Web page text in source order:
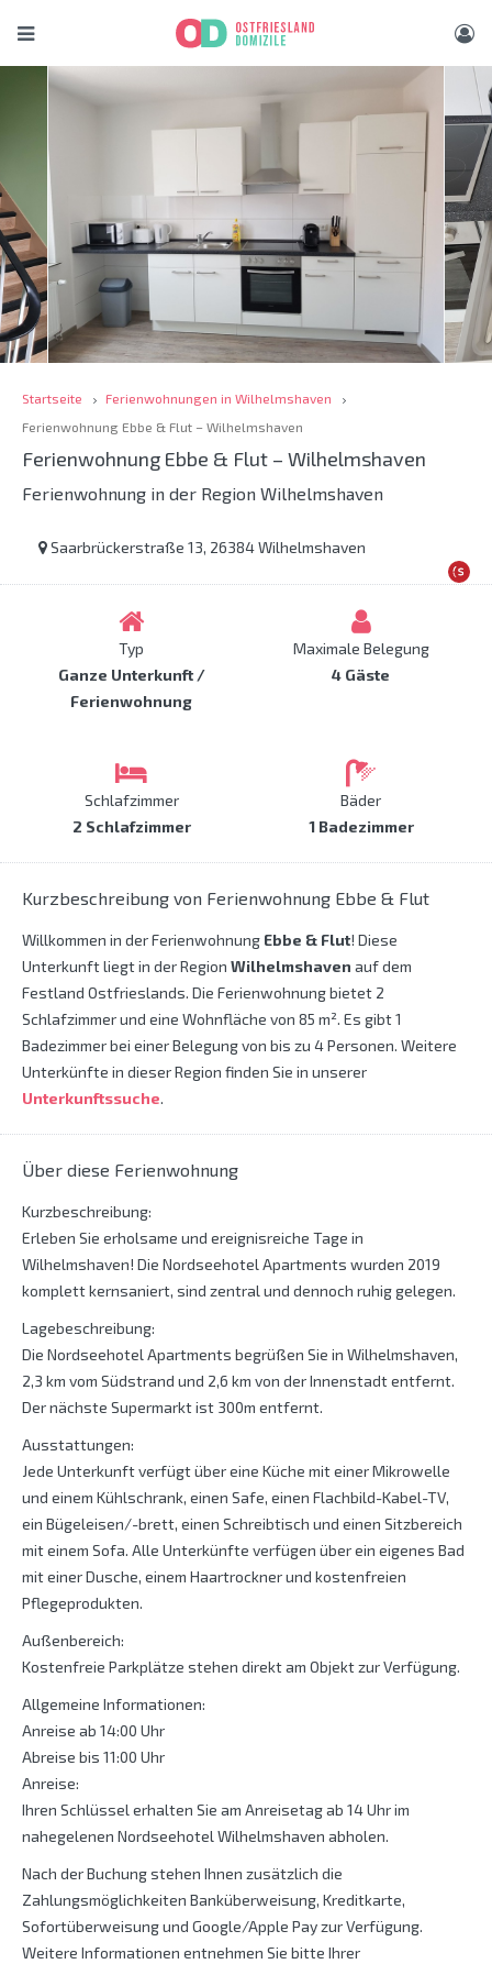
Startseite
Ferienwohnungen in Wilhelmshaven
Ferienwohnung Ebbe & Flut – Wilhelmshaven
Ferienwohnung Ebbe & Flut – Wilhelmshaven
Ferienwohnung in der Region Wilhelmshaven
Saarbrückerstraße 13, 26384 Wilhelmshaven
Typ
Ganze Unterkunft /
Ferienwohnung
Maximale Belegung
4 Gäste
Schlafzimmer
2 Schlafzimmer
Bäder
1 Badezimmer
Kurzbeschreibung von Ferienwohnung Ebbe & Flut
Willkommen in der Ferienwohnung Ebbe & Flut! Diese
Unterkunft liegt in der Region Wilhelmshaven auf dem
Festland Ostfrieslands. Die Ferienwohnung bietet 2
Schlafzimmer und eine Wohnfläche von 85 m². Es gibt 1
Badezimmer bei einer Belegung von bis zu 4 Personen. Weitere
Unterkünfte in dieser Region finden Sie in unserer
Unterkunftssuche.
Über diese Ferienwohnung
Kurzbeschreibung:
Erleben Sie erholsame und ereignisreiche Tage in
Wilhelmshaven! Die Nordseehotel Apartments wurden 2019
komplett kernsaniert, sind zentral und dennoch ruhig gelegen.
Lagebeschreibung:
Die Nordseehotel Apartments begrüßen Sie in Wilhelmshaven,
2,3 km vom Südstrand und 2,6 km von der Innenstadt entfernt.
Der nächste Supermarkt ist 300m entfernt.
Ausstattungen:
Jede Unterkunft verfügt über eine Küche mit einer Mikrowelle
und einem Kühlschrank, einen Safe, einen Flachbild-Kabel-TV,
ein Bügeleisen/-brett, einen Schreibtisch und einen Sitzbereich
mit einem Sofa. Alle Unterkünfte verfügen über ein eigenes Bad
mit einer Dusche, einem Haartrockner und kostenfreien
Pflegeprodukten.
Außenbereich:
Kostenfreie Parkplätze stehen direkt am Objekt zur Verfügung.
Allgemeine Informationen:
Anreise ab 14:00 Uhr
Abreise bis 11:00 Uhr
Anreise:
Ihren Schlüssel erhalten Sie am Anreisetag ab 14 Uhr im
nahegelenen Nordseehotel Wilhelmshaven abholen.
Nach der Buchung stehen Ihnen zusätzlich die
Zahlungsmöglichkeiten Banküberweisung, Kreditkarte,
Sofortüberweisung und Google/Apple Pay zur Verfügung.
Weitere Informationen entnehmen Sie bitte Ihrer